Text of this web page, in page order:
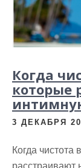
Когда
которые
3 ДЕКАБРЯ
Когда чистота